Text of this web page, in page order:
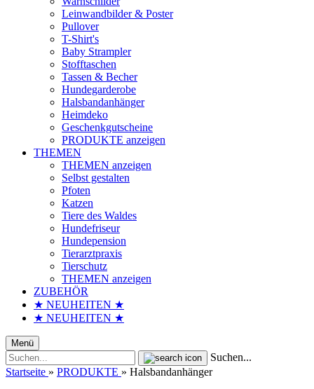
Leinwandbilder & Poster
Pullover
T-Shirt's
Baby Strampler
Stofftaschen
Tassen & Becher
Hundegarderobe
Halsbandanhänger
Heimdeko
Geschenkgutscheine
PRODUKTE anzeigen
THEMEN
THEMEN anzeigen
Selbst gestalten
Pfoten
Katzen
Tiere des Waldes
Hundefriseur
Hundepension
Tierarztpraxis
Tierschutz
THEMEN anzeigen
ZUBEHÖR
★ NEUHEITEN ★
★ NEUHEITEN ★
Menü
Suchen...
Startseite » PRODUKTE » Halsbandanhänger